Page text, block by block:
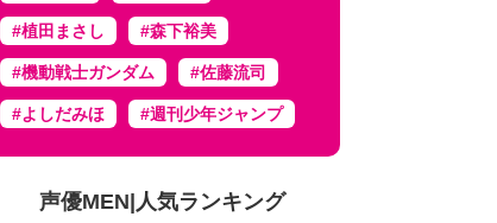
#植田まさし #森下裕美
#機動戦士ガンダム #佐藤流司
#よしだみほ #週刊少年ジャンプ
声優MEN| 人気ランキング